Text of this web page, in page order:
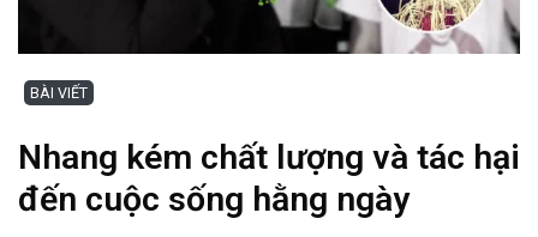
BÀI VIẾT
Nhang kém chất lượng và tác hại
đến cuộc sống hằng ngày